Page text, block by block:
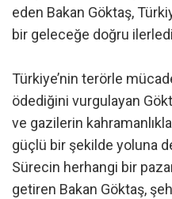
eden Bakan Göktaş,
bir geleceğe doğru
Türkiye’nin terörle
ödediğini vurgulayan
ve gazilerin
güçlü bir şekilde yoluna
Sürecin herhangi bir
getiren Bakan Göktaş,